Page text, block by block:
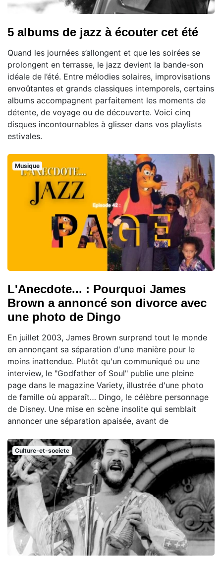
5 albums de jazz à écouter cet été
Quand les journées s’allongent et que les soirées se
prolongent en terrasse, le jazz devient la bande-son
idéale de l’été. Entre mélodies solaires, improvisations
envoûtantes et grands classiques intemporels, certains
albums accompagnent parfaitement les moments de
détente, de voyage ou de découverte. Voici cinq
disques incontournables à glisser dans vos playlists
estivales.
Musique
L'Anecdote... : Pourquoi James
Brown a annoncé son divorce avec
une photo de Dingo
En juillet 2003, James Brown surprend tout le monde
en annonçant sa séparation d'une manière pour le
moins inattendue. Plutôt qu'un communiqué ou une
interview, le "Godfather of Soul" publie une pleine
page dans le magazine Variety, illustrée d'une photo
de famille où apparaît… Dingo, le célèbre personnage
de Disney. Une mise en scène insolite qui semblait
annoncer une séparation apaisée, avant de
Culture-et-societe